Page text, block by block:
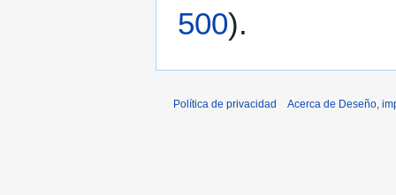
500).
Política de privacidad Acerca de Deseño,